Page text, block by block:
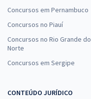
Concursos em Pernambuco
Concursos no Piauí
Concursos no Rio Grande do
Norte
Concursos em Sergipe
CONTEÚDO JURÍDICO